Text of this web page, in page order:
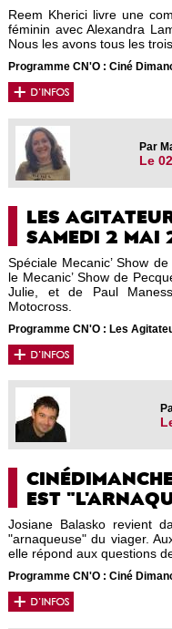
Reem Kherici livre une
féminin avec Alexandra
Nous les avons tous les
Programme CN'O : Ciné
Par
Le
LES
SAMEDI 2
Spéciale Mecanic’ Show
le Mecanic’ Show de
Julie, et de Paul
Motocross.
Programme CN'O : Les
EST
Josiane Balasko revient
"arnaqueuse" du viager.
elle répond aux questions
Programme CN'O : Ciné